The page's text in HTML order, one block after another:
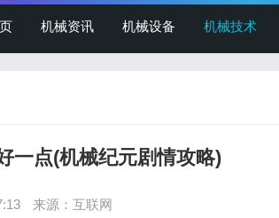
机械资讯 机械设备 机械技术
一点(机械纪元剧情攻略)
来源：互联网